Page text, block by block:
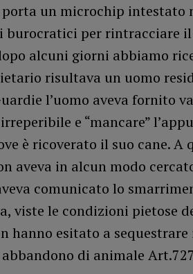
un microchip intestato
burocratici per rintracciare
alcuni giorni abbiamo
risultava un uomo
l’uomo aveva fornito
e “mancare”
è ricoverato il suo cane.
aveva in alcun modo
comunicato lo
viste le condizioni pietose
hanno esitato a
di animale